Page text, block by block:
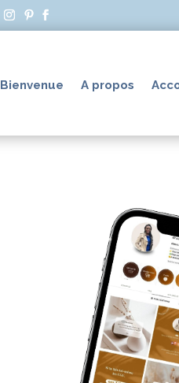
Bienvenue A propos